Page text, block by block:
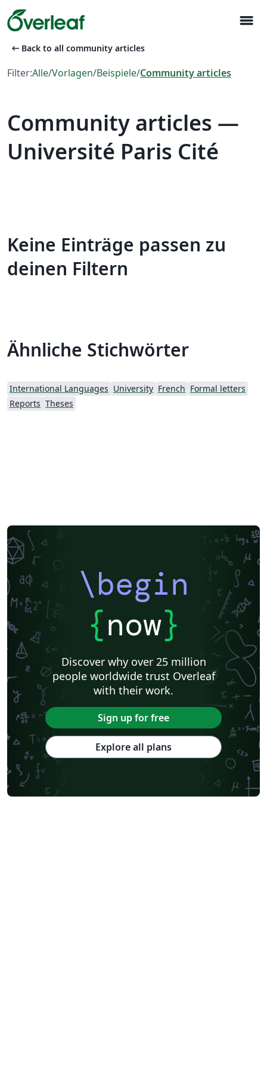
menu
arrow_left_alt Back to all community articles
Filter:Alle/Vorlagen/Beispiele/Community articles
Community articles —
Université Paris Cité
Keine Einträge passen zu
deinen Filtern
Ähnliche Stichwörter
International Languages University French Formal letters
Reports Theses
\begin
{now}
Discover why over 25 million
people worldwide trust Overleaf
with their work.
Sign up for free
Explore all plans